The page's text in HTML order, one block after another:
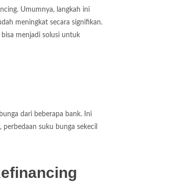
Umumnya, langkah ini
meningkat secara signifikan.
menjadi solusi untuk
dari beberapa bank. Ini
suku bunga sekecil